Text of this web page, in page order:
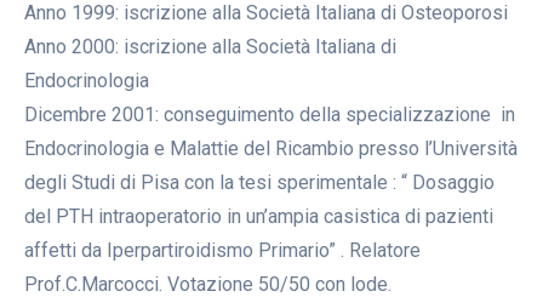
Anno 1999: iscrizione alla Società Italiana di Osteoporosi
Anno 2000: iscrizione alla Società Italiana di
Endocrinologia
Dicembre 2001: conseguimento della specializzazione in
Endocrinologia e Malattie del Ricambio presso l’Università
degli Studi di Pisa con la tesi sperimentale : “ Dosaggio
del PTH intraoperatorio in un’ampia casistica di pazienti
affetti da Iperpartiroidismo Primario” . Relatore
Prof.C.Marcocci. Votazione 50/50 con lode.